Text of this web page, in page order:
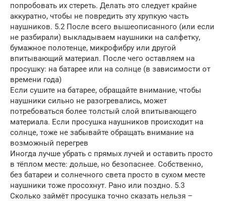
попробовать их стереть. Делать это следует крайне
аккуратно, чтобы не повредить эту хрупкую часть
наушников. 5.2 После всего вышеописанного (или если
не разбирали) выкладываем наушники на салфетку,
бумажное полотенце, микрофибру или другой
впитывающий материал. После чего оставляем на
просушку: на батарее или на солнце (в зависимости от
времени года)
Если сушите на батарее, обращайте внимание, чтобы
наушники сильно не разогревались, может
потребоваться более толстый слой впитывающего
материала. Если просушка наушников происходит на
солнце, тоже не забывайте обращать внимание на
возможный перегрев
Иногда лучше убрать с прямых лучей и оставить просто
в тёплом месте: дольше, но безопаснее. Собственно,
без батареи и солнечного света просто в сухом месте
наушники тоже просохнут. Рано или поздно. 5.3
Сколько займёт просушка точно сказать нельзя –